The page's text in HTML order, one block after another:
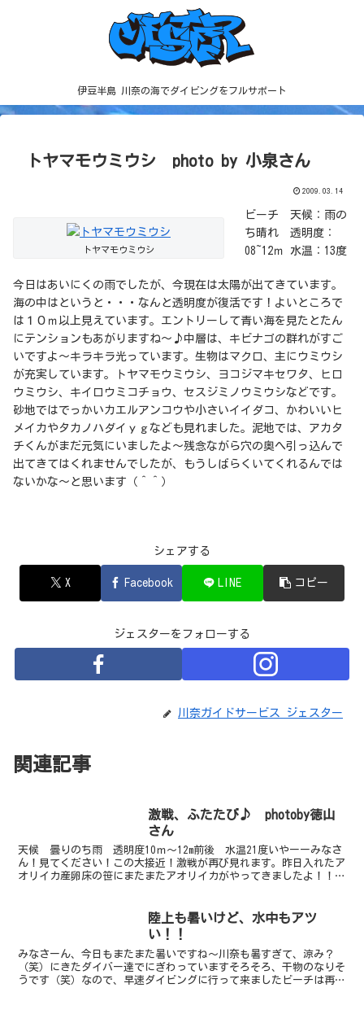
伊豆半島 川奈の海でダイビングをフルサポート
トヤマモウミウシ photo by 小泉さん
2009.03.14
トヤマモウミウシ
ビーチ 天候：雨の
ち晴れ 透明度：
08~12ｍ 水温：13度
今日はあいにくの雨でしたが、今現在は太陽が出てきています。
海の中はというと・・・なんと透明度が復活です！よいところで
は１０ｍ以上見えています。エントリーして青い海を見たとたん
にテンションもあがりますね～♪中層は、キビナゴの群れがすご
いですよ～キラキラ光っています。生物はマクロ、主にウミウシ
が充実しています。トヤマモウミウシ、ヨコジマキセワタ、ヒロ
ウミウシ、キイロウミコチョウ、セスジミノウミウシなどです。
砂地ではでっかいカエルアンコウや小さいイイダコ、かわいいヒ
メイカやタカノハダイｙｇなども見れました。泥地では、アカタ
チくんがまだ元気にいましたよ～残念ながら穴の奥へ引っ込んで
出てきてはくれませんでしたが、もうしばらくいてくれるんでは
ないかな～と思います（＾＾）
シェアする
X Facebook LINE コピー
ジェスターをフォローする
川奈ガイドサービス ジェスター
関連記事
激戦、ふたたび♪ photoby徳山
さん
天候 曇りのち雨 透明度10ｍ～12m前後 水温21度いやーーみなさ
ん！見てください！この大接近！激戦が再び見れます。昨日入れたア
オリイカ産卵床の笹にまたまたアオリイカがやってきましたよ！！ざ
陸上も暑いけど、水中もアツ
い！！
みなさーん、今日もまたまた暑いですね～川奈も暑すぎて、涼み？
（笑）にきたダイバー達でにぎわっていますそろそろ、干物のなりそ
うです（笑）なので、早速ダイビングに行って来ましたビーチは再